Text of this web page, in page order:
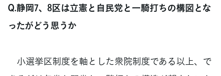
Q.静岡7、8区は立憲と自民党と一騎打ちの構図とな
ったがどう思うか
小選挙区制度を軸とした衆院制度である以上、で